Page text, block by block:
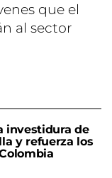
que el
al sector
investidura de
y refuerza los